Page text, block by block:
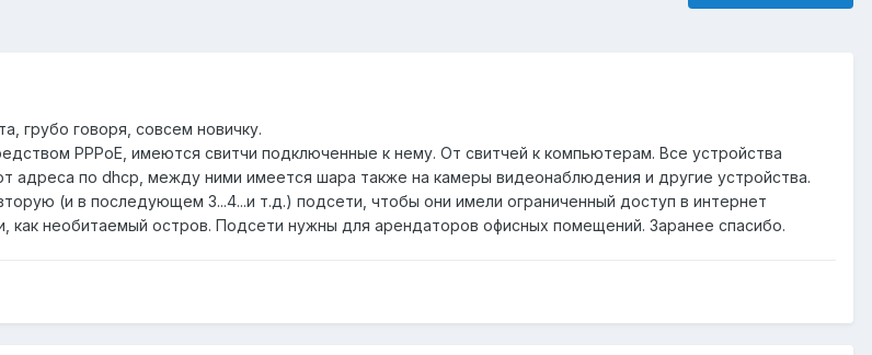
грубо говоря, совсем новичку.
PPPoE, имеются свитчи подключенные к нему. От свитчей к компьютерам. Все устройства
адреса по dhcp, между ними имеется шара также на камеры видеонаблюдения и другие устройства.
(и в последующем 3...4...и т.д.) подсети, чтобы они имели ограниченный доступ в интернет
как необитаемый остров. Подсети нужны для арендаторов офисных помещений. Заранее спасибо.